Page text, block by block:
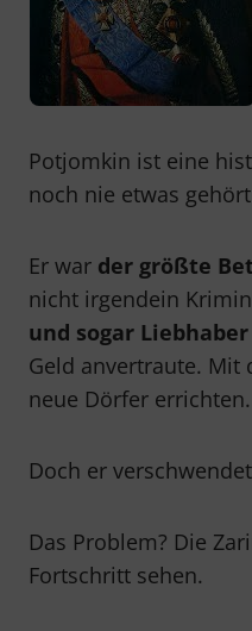
Potjomkin ist eine
noch nie etwas
Er war der größte
nicht irgendein
und sogar
Geld anvertraute. Mit
neue Dörfer errichten.
Doch er
Das Problem? Die
Fortschritt sehen.